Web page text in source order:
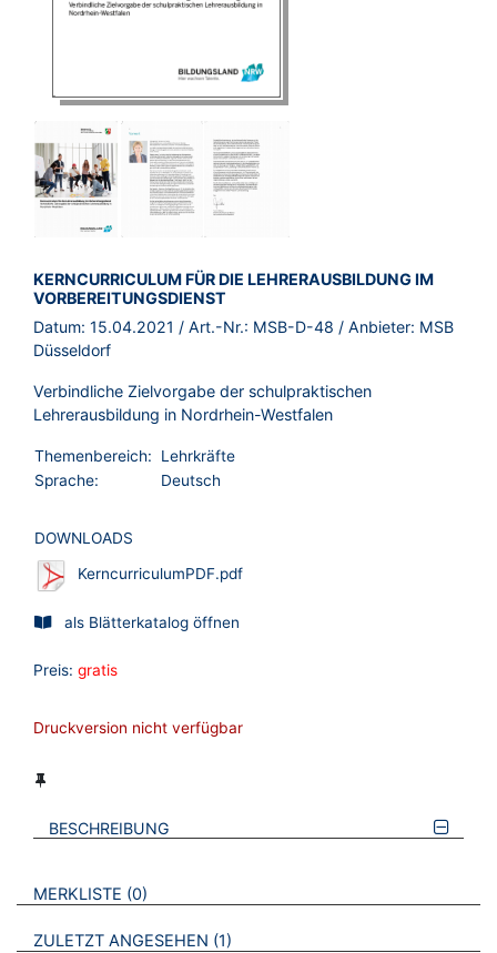
BROSCHÜRE:
KERNCURRICULUM FÜR DIE LEHRERAUSBILDUNG IM
VORBEREITUNGSDIENST
Datum: 15.04.2021 / Art.-Nr.: MSB-D-48 / Anbieter: MSB
Düsseldorf
Verbindliche Zielvorgabe der schulpraktischen
Lehrerausbildung in Nordrhein-Westfalen
Themenbereich:
Lehrkräfte
Sprache:
Deutsch
DOWNLOADS
KerncurriculumPDF.pdf
als Blätterkatalog öffnen
Preis: gratis
Druckversion nicht verfügbar
BESCHREIBUNG
VERWEISE AUF VERMERKTE- ODER ZULETZT ANGESEHENE
MERKLISTE 0 BROSCHÜREN
ZULETZT ANGESEHEN 1 BROSCHÜREN